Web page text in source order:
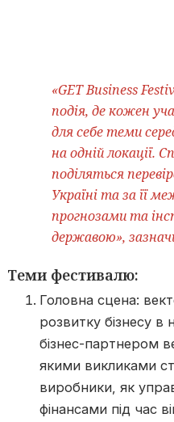
«GET Business
подія, де кожен
для себе теми
на одній локації.
поділяться
Україні та за її
прогнозами та
державою»,
Теми фестивалю:
Головна сцена:
розвитку бізнесу в
бізнес-партнером
якими викликами
виробники, як
фінансами під час